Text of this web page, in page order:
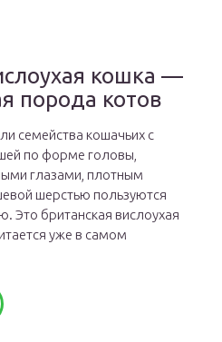
кошка —
порода котов
семейства кошачьих с
по форме головы,
глазами, плотным
шерстью пользуются
Это британская вислоухая
уже в самом